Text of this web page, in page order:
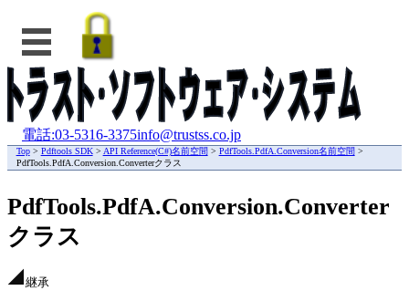
電話:03-5316-3375info@trustss.co.jp
Top> Pdftools SDK> API Reference(C#)名前空間 > PdfTools.PdfA.Conversion名前空間 >
PdfTools.PdfA.Conversion.Converterクラス
PdfTools.PdfA.Conversion.Converter
クラス
継承